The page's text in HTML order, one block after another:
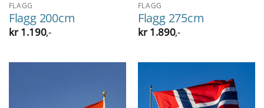
FLAGG
Flagg 200cm
kr1.190,-
FLAGG
Flagg 275cm
kr1.890,-